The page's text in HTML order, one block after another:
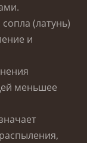
(латунь)
и
меньшее